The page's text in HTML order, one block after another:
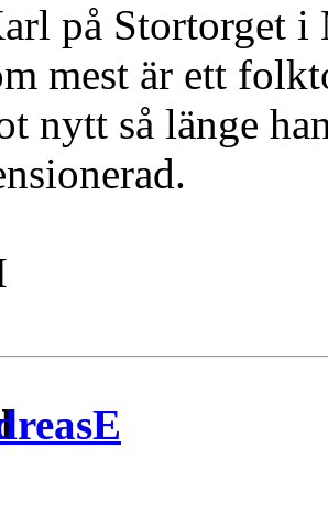
på Stortorget i
mest är ett
nytt så länge